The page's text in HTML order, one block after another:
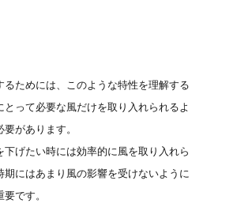
るためには、このような特性を理解する
とって必要な風だけを取り入れられるよ
があります。
下げたい時には効率的に風を取り入れら
期にはあまり風の影響を受けないように
です。